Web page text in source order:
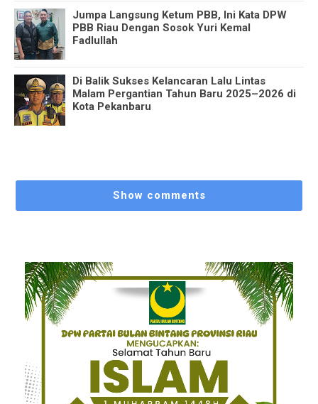
Jumpa Langsung Ketum PBB, Ini Kata DPW
PBB Riau Dengan Sosok Yuri Kemal
Fadlullah
Di Balik Sukses Kelancaran Lalu Lintas
Malam Pergantian Tahun Baru 2025–2026 di
Kota Pekanbaru
Show comments